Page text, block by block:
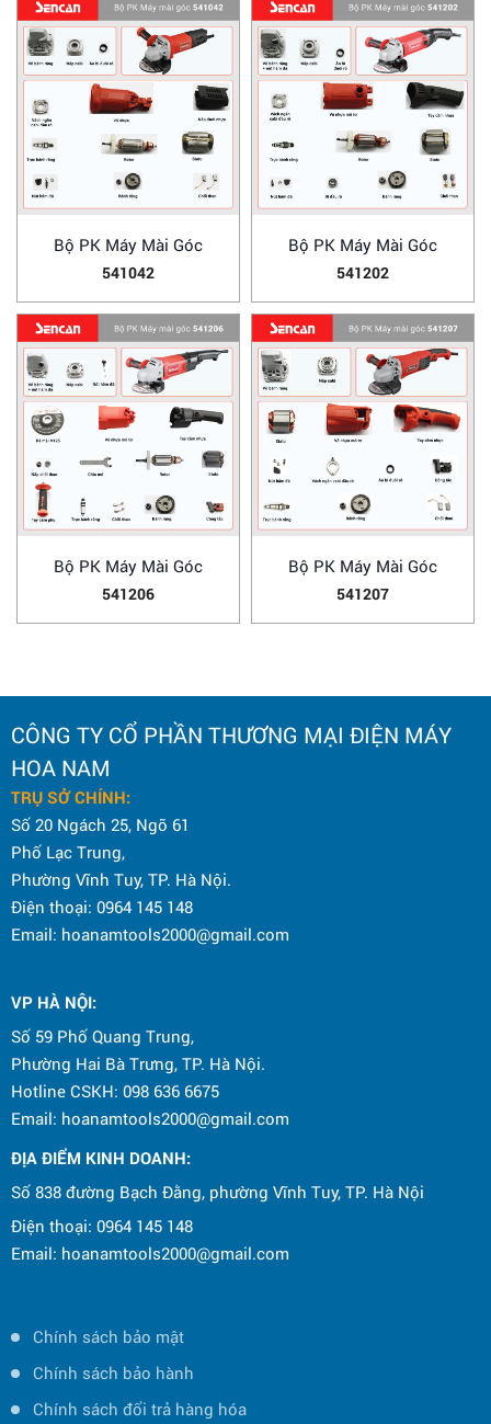
Bộ PK Máy Mài Góc
541042
Bộ PK Máy Mài Góc
541202
Bộ PK Máy Mài Góc
541206
Bộ PK Máy Mài Góc
541207
CÔNG TY CỔ PHẦN THƯƠNG MẠI ĐIỆN MÁY
HOA NAM
TRỤ SỞ CHÍNH:
Số 20 Ngách 25, Ngõ 61
Phố Lạc Trung,
Phường Vĩnh Tuy, TP. Hà Nội.
Điện thoại: 0964 145 148
Email: hoanamtools2000@gmail.com
VP HÀ NỘI:
Số 59 Phố Quang Trung,
Phường Hai Bà Trưng, TP. Hà Nội.
Hotline CSKH: 098 636 6675
Email: hoanamtools2000@gmail.com
ĐỊA ĐIỂM KINH DOANH:
Số 838 đường Bạch Đằng, phường Vĩnh Tuy, TP. Hà Nội
Điện thoại: 0964 145 148
Email: hoanamtools2000@gmail.com
Chính sách bảo mật
Chính sách bảo hành
Chính sách đổi trả hàng hóa